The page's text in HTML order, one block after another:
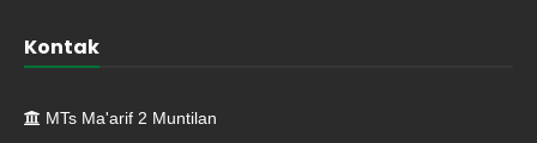
Kontak
MTs Ma'arif 2 Muntilan